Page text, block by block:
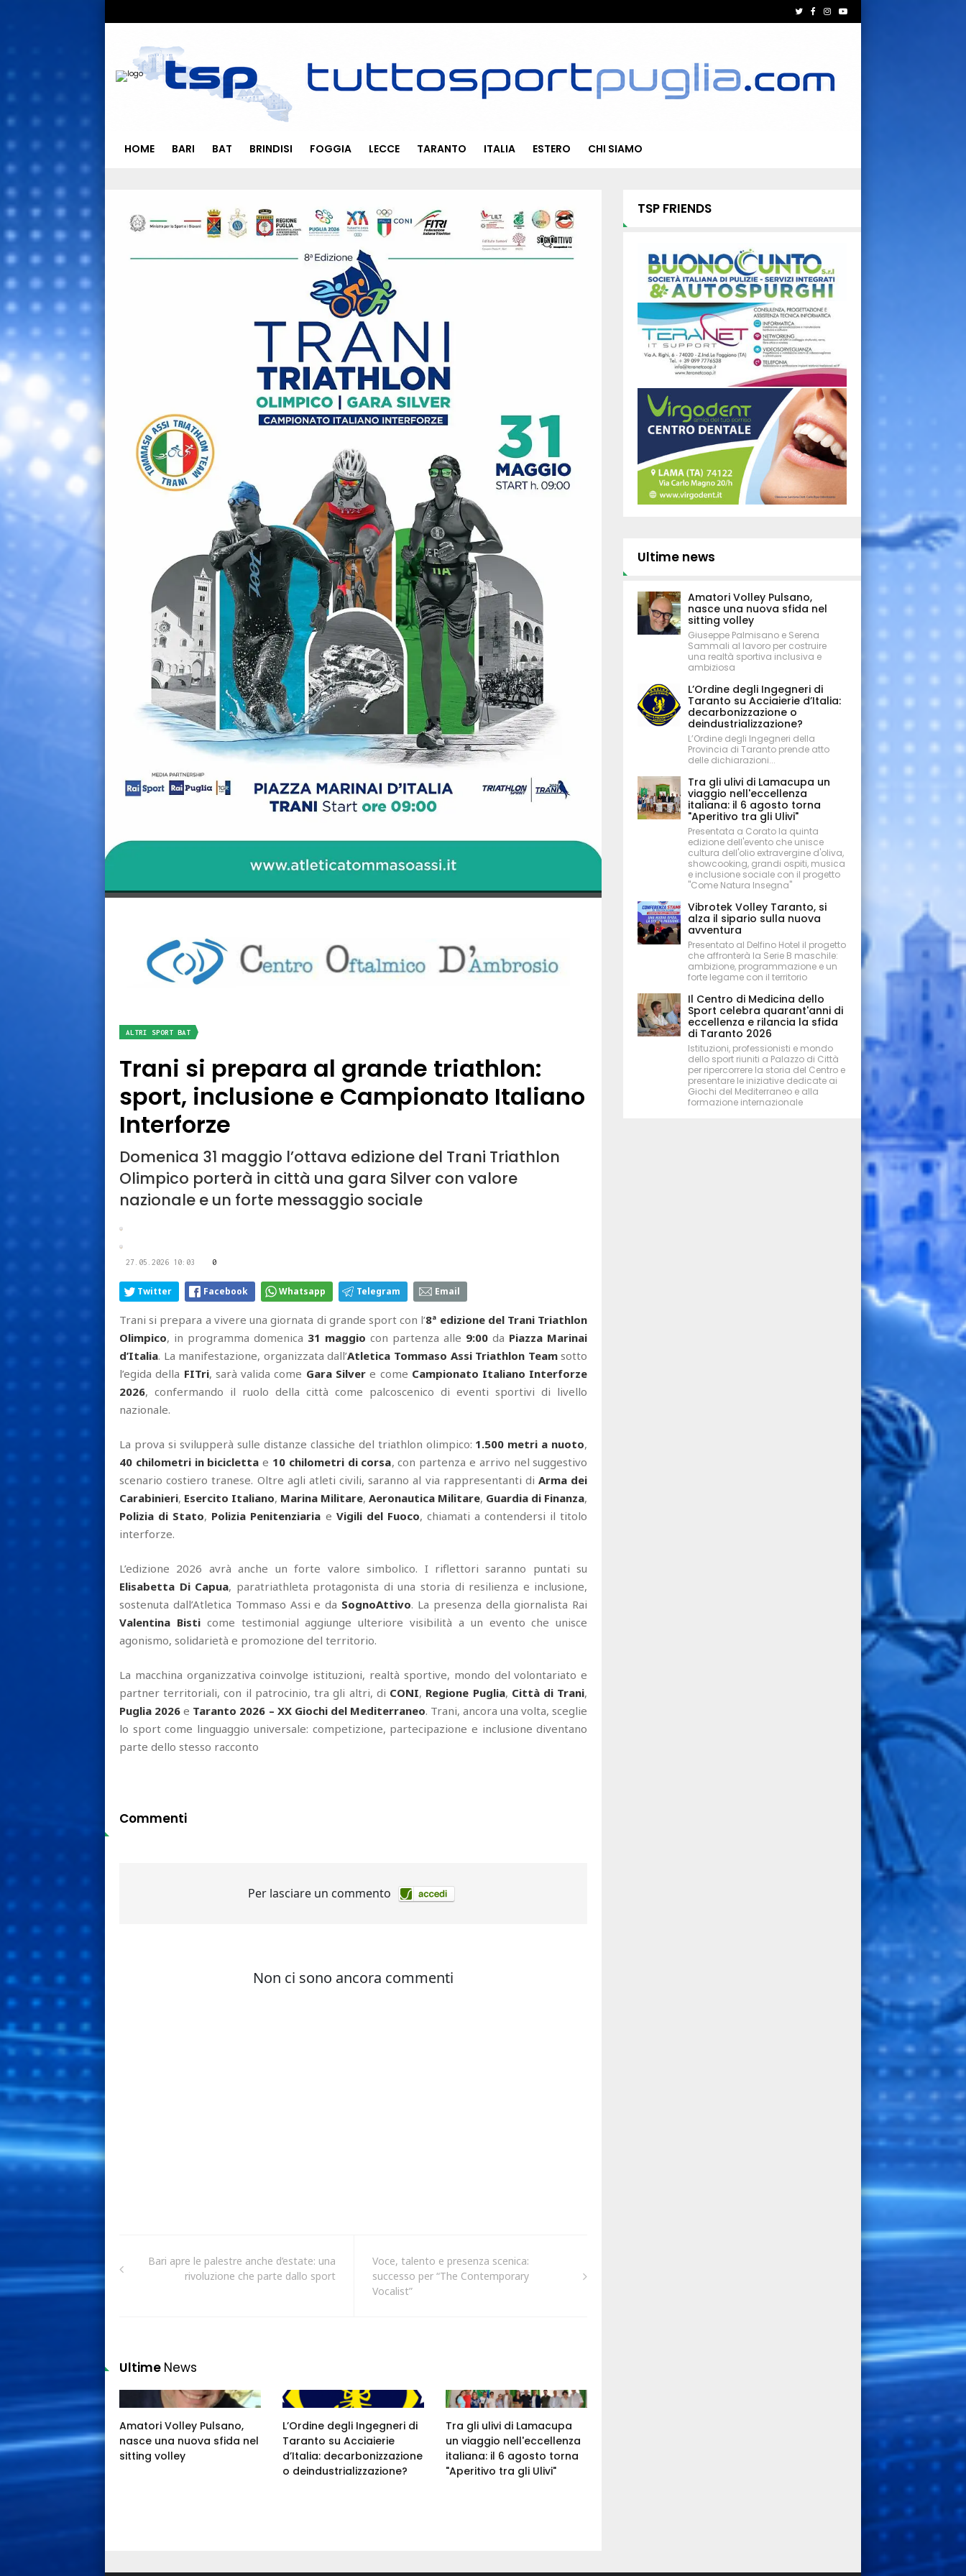
HOME BARI BAT BRINDISI FOGGIA LECCE TARANTO ITALIA ESTERO CHI SIAMO
ALTRI SPORT BAT
Trani si prepara al grande triathlon:
sport, inclusione e Campionato Italiano
Interforze
Domenica 31 maggio l’ottava edizione del Trani Triathlon
Olimpico porterà in città una gara Silver con valore
nazionale e un forte messaggio sociale
27.05.2026 10:03 0
Twitter Facebook Whatsapp Telegram Email
Trani si prepara a vivere una giornata di grande sport con l’8ª edizione del Trani Triathlon
Olimpico, in programma domenica 31 maggio con partenza alle 9:00 da Piazza Marinai
d’Italia. La manifestazione, organizzata dall’Atletica Tommaso Assi Triathlon Teamsotto
l’egida della FITri, sarà valida come Gara Silvere come Campionato Italiano Interforze
2026, confermando il ruolo della città come palcoscenico di eventi sportivi di livello
nazionale.
La prova si svilupperà sulle distanze classiche del triathlon olimpico: 1.500 metri a nuoto,
40 chilometri in bicicletta e 10 chilometri di corsa, con partenza e arrivo nel suggestivo
scenario costiero tranese. Oltre agli atleti civili, saranno al via rappresentanti diArma dei
Carabinieri, Esercito Italiano, Marina Militare,Aeronautica Militare, Guardia di Finanza,
Polizia di Stato, Polizia Penitenziaria e Vigili del Fuoco, chiamati a contendersi il titolo
interforze.
L’edizione 2026 avrà anche un forte valore simbolico. I riflettori saranno puntati su
Elisabetta Di Capua, paratriathleta protagonista di una storia di resilienza e inclusione,
sostenuta dall’Atletica Tommaso Assi e da SognoAttivo. La presenza della giornalista Rai
Valentina Bisticome testimonial aggiunge ulteriore visibilità a un evento che unisce
agonismo, solidarietà e promozione del territorio.
La macchina organizzativa coinvolge istituzioni, realtà sportive, mondo del volontariato e
partner territoriali, con il patrocinio, tra gli altri, di CONI, Regione Puglia, Città di Trani,
Puglia 2026 e Taranto 2026 – XX Giochi del Mediterraneo. Trani, ancora una volta, sceglie
lo sport come linguaggio universale: competizione, partecipazione e inclusione diventano
parte dello stesso racconto
Commenti
Bari apre le palestre anche d’estate: una
rivoluzione che parte dallo sport
Voce, talento e presenza scenica:
successo per “The Contemporary
Vocalist”
Ultime News
Amatori Volley Pulsano,
nasce una nuova sfida nel
sitting volley
L’Ordine degli Ingegneri di
Taranto su Acciaierie
d’Italia: decarbonizzazione
o deindustrializzazione?
Tra gli ulivi di Lamacupa
un viaggio nell'eccellenza
italiana: il 6 agosto torna
"Aperitivo tra gli Ulivi"
TSP FRIENDS
Ultime news
Amatori Volley Pulsano,
nasce una nuova sfida nel
sitting volley
Giuseppe Palmisano e Serena
Sammali al lavoro per costruire
una realtà sportiva inclusiva e
ambiziosa
L’Ordine degli Ingegneri di
Taranto su Acciaierie d’Italia:
decarbonizzazione o
deindustrializzazione?
L’Ordine degli Ingegneri della
Provincia di Taranto prende atto
delle dichiarazioni...
Tra gli ulivi di Lamacupa un
viaggio nell'eccellenza
italiana: il 6 agosto torna
"Aperitivo tra gli Ulivi"
Presentata a Corato la quinta
edizione dell'evento che unisce
cultura dell'olio extravergine d'oliva,
showcooking, grandi ospiti, musica
e inclusione sociale con il progetto
"Come Natura Insegna"
Vibrotek Volley Taranto, si
alza il sipario sulla nuova
avventura
Presentato al Delfino Hotel il progetto
che affronterà la Serie B maschile:
ambizione, programmazione e un
forte legame con il territorio
Il Centro di Medicina dello
Sport celebra quarant'anni di
eccellenza e rilancia la sfida
di Taranto 2026
Istituzioni, professionisti e mondo
dello sport riuniti a Palazzo di Città
per ripercorrere la storia del Centro e
presentare le iniziative dedicate ai
Giochi del Mediterraneo e alla
formazione internazionale